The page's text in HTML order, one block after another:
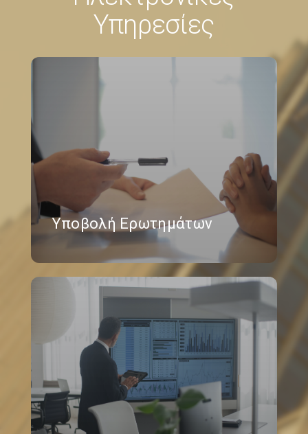
Υπηρεσίες
Υποβολή Ερωτημάτων